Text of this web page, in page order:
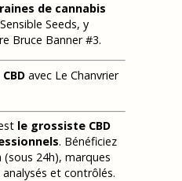
de cannabis
Seeds, y
Bruce Banner #3.
avec Le Chanvrier
le grossiste CBD
. Bénéficiez
24h), marques
et contrôlés.